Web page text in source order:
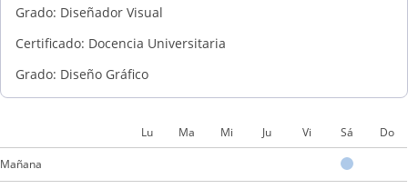
Grado: Diseñador Visual
Certificado: Docencia Universitaria
Grado: Diseño Gráfico
Lu Ma Mi Ju Vi Sá Do
Mañana